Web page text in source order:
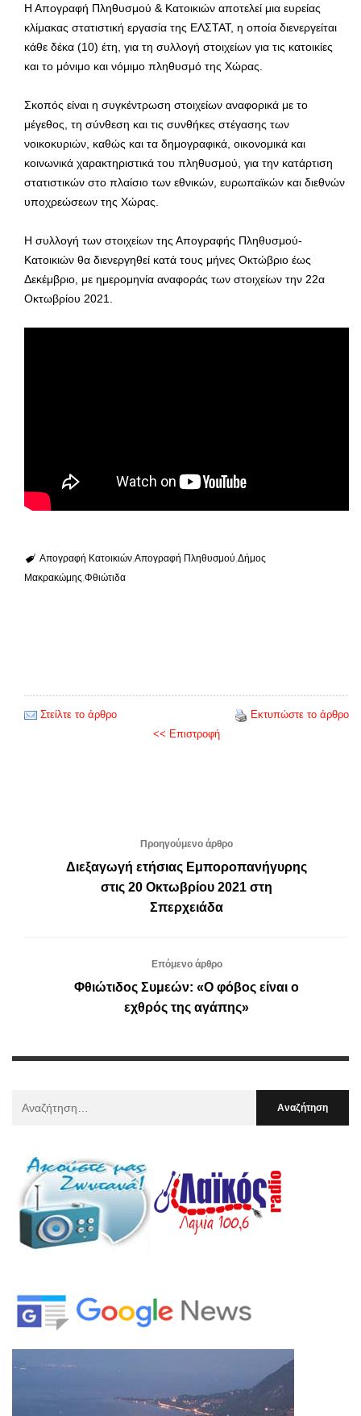
Η Απογραφή Πληθυσμού & Κατοικιών αποτελεί μια ευρείας
κλίμακας στατιστική εργασία της ΕΛΣΤΑΤ, η οποία διενεργείται
κάθε δέκα (10) έτη, για τη συλλογή στοιχείων για τις κατοικίες
και το μόνιμο και νόμιμο πληθυσμό της Χώρας.
Σκοπός είναι η συγκέντρωση στοιχείων αναφορικά με το
μέγεθος, τη σύνθεση και τις συνθήκες στέγασης των
νοικοκυριών, καθώς και τα δημογραφικά, οικονομικά και
κοινωνικά χαρακτηριστικά του πληθυσμού, για την κατάρτιση
στατιστικών στο πλαίσιο των εθνικών, ευρωπαϊκών και διεθνών
υποχρεώσεων της Χώρας.
Η συλλογή των στοιχείων της Απογραφής Πληθυσμού-
Κατοικιών θα διενεργηθεί κατά τους μήνες Οκτώβριο έως
Δεκέμβριο, με ημερομηνία αναφοράς των στοιχείων την 22α
Οκτωβρίου 2021.
Απογραφή Κατοικιών Απογραφή Πληθυσμού Δήμος
Μακρακώμης Φθιώτιδα
Στείλτε το άρθρο
Εκτυπώστε το άρθρο
<< Επιστροφή
Προηγούμενο άρθρο
Διεξαγωγή ετήσιας Εμποροπανήγυρης
στις 20 Οκτωβρίου 2021 στη
Σπερχειάδα
Επόμενο άρθρο
Φθιώτιδος Συμεών: «Ο φόβος είναι ο
εχθρός της αγάπης»